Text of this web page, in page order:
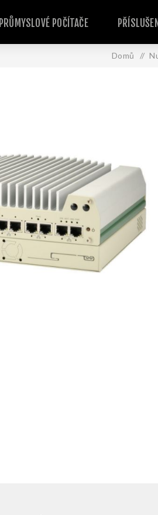
PRŮMYSLOVÉ POČÍTAČE
Domů /